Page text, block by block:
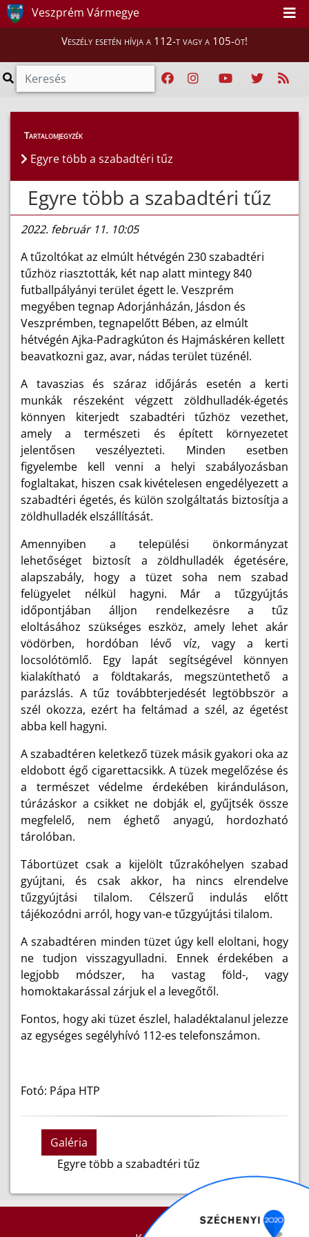
Veszprém Vármegye
Veszély esetén hívja a 112-t vagy a 105-öt!
Híreink > Hírek
Tartalomjegyzék
Egyre több a szabadtéri tűz
Egyre több a szabadtéri tűz
2022. február 11. 10:05
A tűzoltókat az elmúlt hétvégén 230 szabadtéri
tűzhöz riasztották, két nap alatt mintegy 840
futballpályányi terület égett le. Veszprém
megyében tegnap Adorjánházán, Jásdon és
Veszprémben, tegnapelőtt Bében, az elmúlt
hétvégén Ajka-Padragkúton és Hajmáskéren kellett
beavatkozni gaz, avar, nádas terület tüzénél.
A tavaszias és száraz időjárás esetén a kerti
munkák részeként végzett zöldhulladék-égetés
könnyen kiterjedt szabadtéri tűzhöz vezethet,
amely a természeti és épített környezetet
jelentősen veszélyezteti. Minden esetben
figyelembe kell venni a helyi szabályozásban
foglaltakat, hiszen csak kivételesen engedélyezett a
szabadtéri égetés, és külön szolgáltatás biztosítja a
zöldhulladék elszállítását.
Amennyiben a települési önkormányzat
lehetőséget biztosít a zöldhulladék égetésére,
alapszabály, hogy a tüzet soha nem szabad
felügyelet nélkül hagyni. Már a tűzgyújtás
időpontjában álljon rendelkezésre a tűz
eloltásához szükséges eszköz, amely lehet akár
vödörben, hordóban lévő víz, vagy a kerti
locsolótömlő. Egy lapát segítségével könnyen
kialakítható a földtakarás, megszüntethető a
parázslás. A tűz továbbterjedését legtöbbször a
szél okozza, ezért ha feltámad a szél, az égetést
abba kell hagyni.
A szabadtéren keletkező tüzek másik gyakori oka az
eldobott égő cigarettacsikk. A tüzek megelőzése és
a természet védelme érdekében kiránduláson,
túrázáskor a csikket ne dobják el, gyűjtsék össze
megfelelő, nem éghető anyagú, hordozható
tárolóban.
Tábortüzet csak a kijelölt tűzrakóhelyen szabad
gyújtani, és csak akkor, ha nincs elrendelve
tűzgyújtási tilalom. Célszerű indulás előtt
tájékozódni arról, hogy van-e tűzgyújtási tilalom.
A szabadtéren minden tüzet úgy kell eloltani, hogy
ne tudjon visszagyulladni. Ennek érdekében a
legjobb módszer, ha vastag föld-, vagy
homoktakarással zárjuk el a levegőtől.
Fontos, hogy aki tüzet észlel, haladéktalanul jelezze
az egységes segélyhívó 112-es telefonszámon.
Fotó: Pápa HTP
Galéria
Egyre több a szabadtéri tűz